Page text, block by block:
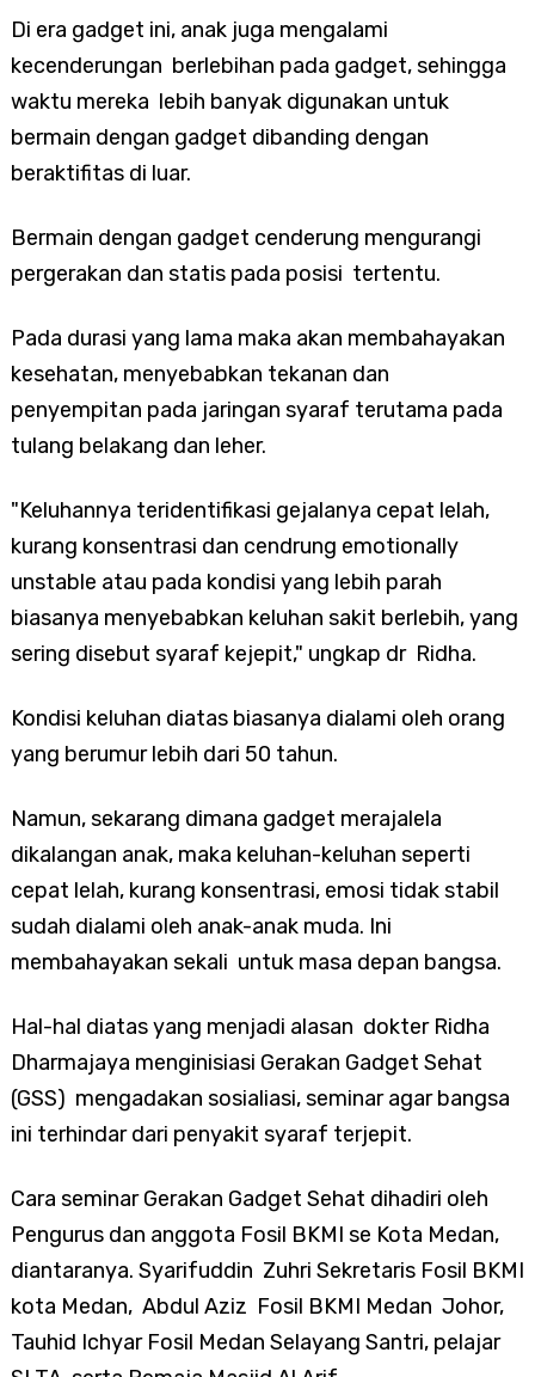
Di era gadget ini, anak juga mengalami
kecenderungan berlebihan pada gadget, sehingga
waktu mereka lebih banyak digunakan untuk
bermain dengan gadget dibanding dengan
beraktifitas di luar.
Bermain dengan gadget cenderung mengurangi
pergerakan dan statis pada posisi tertentu.
Pada durasi yang lama maka akan membahayakan
kesehatan, menyebabkan tekanan dan
penyempitan pada jaringan syaraf terutama pada
tulang belakang dan leher.
"Keluhannya teridentifikasi gejalanya cepat lelah,
kurang konsentrasi dan cendrung emotionally
unstable atau pada kondisi yang lebih parah
biasanya menyebabkan keluhan sakit berlebih, yang
sering disebut syaraf kejepit," ungkap dr Ridha.
Kondisi keluhan diatas biasanya dialami oleh orang
yang berumur lebih dari 50 tahun.
Namun, sekarang dimana gadget merajalela
dikalangan anak, maka keluhan-keluhan seperti
cepat lelah, kurang konsentrasi, emosi tidak stabil
sudah dialami oleh anak-anak muda. Ini
membahayakan sekali untuk masa depan bangsa.
Hal-hal diatas yang menjadi alasan dokter Ridha
Dharmajaya menginisiasi Gerakan Gadget Sehat
(GSS) mengadakan sosialiasi, seminar agar bangsa
ini terhindar dari penyakit syaraf terjepit.
Cara seminar Gerakan Gadget Sehat dihadiri oleh
Pengurus dan anggota Fosil BKMI se Kota Medan,
diantaranya. Syarifuddin Zuhri Sekretaris Fosil BKMI
kota Medan, Abdul Aziz Fosil BKMI Medan Johor,
Tauhid Ichyar Fosil Medan Selayang Santri, pelajar